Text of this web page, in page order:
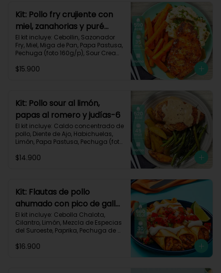
Kit: Pollo fry crujiente con
miel, zanahorias y puré
sour-40
El kit incluye: Cebollin, Sazonador
Fry, Miel, Miga de Pan, Papa Pastusa,
Pechuga (foto 160g/p), Sour Cream,
$15.900
Kit: Pollo sour al limón,
papas al romero y judías-6
El kit incluye: Caldo concentrado de
pollo, Diente de Ajo, Habichuelas,
Limón, Papa Pastusa, Pechuga (foto
Romero, Sour Cream y Receta
Proteínas 41g
$14.900
Kit: Flautas de pollo
ahumado con pico de gallo
y sour cream-134
El kit incluye: Cebolla Chalota,
Cilantro, Limón, Mezcla de Especias
del Suroeste, Paprika, Pechuga de
Tomate, Tortillas de Harina, Receta
$16.900